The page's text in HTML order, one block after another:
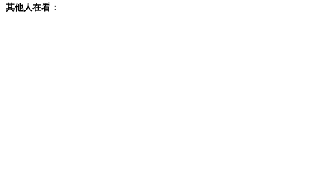
其他人在看：